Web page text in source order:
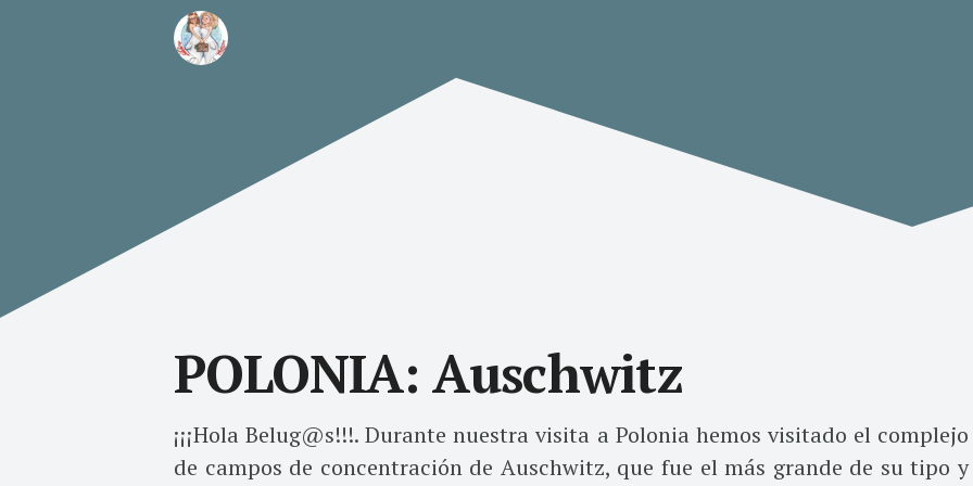
POLONIA: Auschwitz
¡¡¡Hola Belug@s!!!. Durante nuestra visita a Polonia hemos visitado el complejo
de campos de concentración de Auschwitz, que fue el más grande de su tipo y